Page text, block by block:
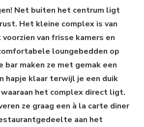
Net buiten het centrum ligt
Het kleine complex is van
van frisse kamers en
loungebedden op
bar maken ze met gemak een
hapje klaar terwijl je een duik
het complex direct ligt.
ze graag een à la carte diner
aan het